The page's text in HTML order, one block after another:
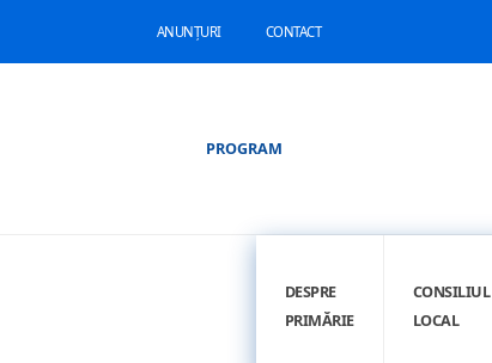
ANUNȚURI CONTACT
PROGRAM
DESPRE
PRIMĂRIE
CONSILIUL
LOCAL